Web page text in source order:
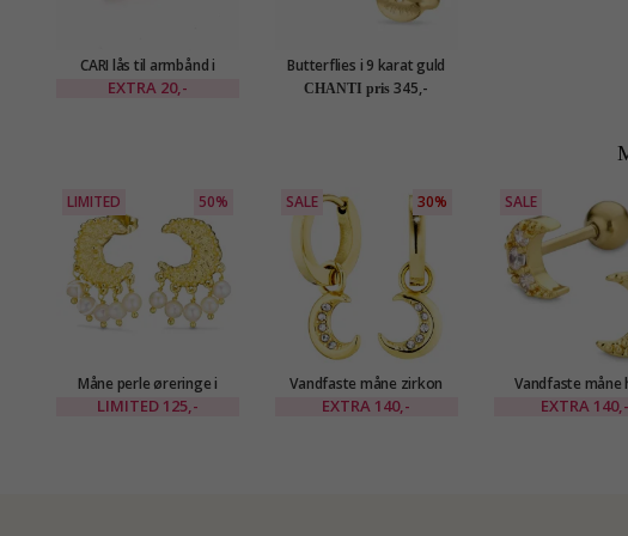
CARI lås til armbånd i
forgyldt sølv med blank
EXTRA 20,-
Butterflies i 9 karat guld
CHANTI pris 345,-
LIMITED 50%
Måne perle øreringe i
forgyldt messing - Eliné
LIMITED 125,-
SALE 30%
Vandfaste måne zirkon
creoler i forgyldt stål -
EXTRA 140,-
SALE
Vandfaste måne
piercing i forgyldt
EXTRA 140,-